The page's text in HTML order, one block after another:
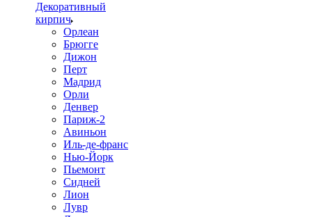
Декоративный
кирпич
Орлеан
Брюгге
Дижон
Перт
Мадрид
Орли
Денвер
Париж-2
Авиньон
Иль-де-франс
Нью-Йорк
Пьемонт
Сидней
Лион
Лувр